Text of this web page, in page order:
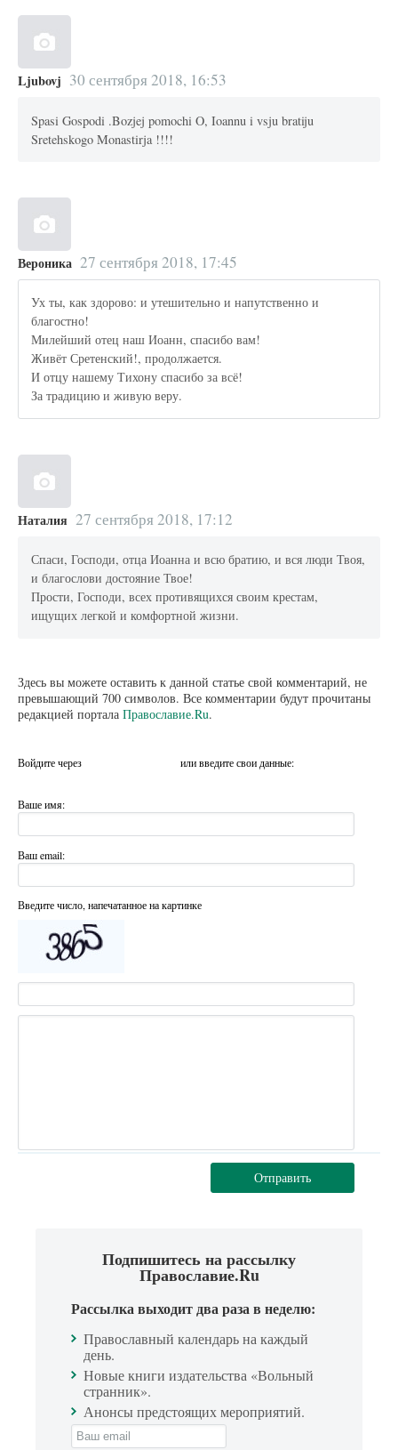
Ljubovj 30 сентября 2018, 16:53
Spasi Gospodi .Bozjej pomochi O, Ioannu i vsju bratiju
Sretehskogo Monastirja !!!!
Вероника 27 сентября 2018, 17:45
Ух ты, как здорово: и утешительно и напутственно и
благостно!
Милейший отец наш Иоанн, спасибо вам!
Живёт Сретенский!, продолжается.
И отцу нашему Тихону спасибо за всё!
За традицию и живую веру.
Наталия 27 сентября 2018, 17:12
Спаси, Господи, отца Иоанна и всю братию, и вся люди Твоя,
и благослови достояние Твое!
Прости, Господи, всех противящихся своим крестам,
ищущих легкой и комфортной жизни.
Здесь вы можете оставить к данной статье свой комментарий, не
превышающий 700 символов. Все комментарии будут прочитаны
редакцией портала Православие.Ru.
Войдите через или введите свои данные:
Ваше имя:
Ваш email:
Введите число, напечатанное на картинке
Отправить
Подпишитесь на рассылку
Православие.Ru
Рассылка выходит два раза в неделю:
Православный календарь на каждый
день.
Новые книги издательства «Вольный
странник».
Анонсы предстоящих мероприятий.